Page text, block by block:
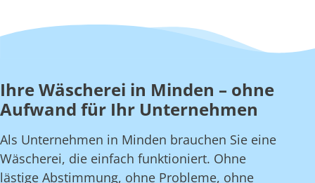
Ihre Wäscherei in Minden – ohne
Aufwand für Ihr Unternehmen
Als Unternehmen in Minden brauchen Sie eine
Wäscherei, die einfach funktioniert. Ohne
lästige Abstimmung, ohne Probleme, ohne